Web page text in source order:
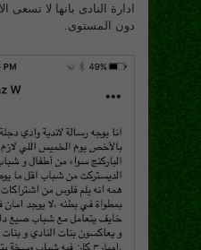
ادارة النادى بانها لا تسعى
دون المستوى.